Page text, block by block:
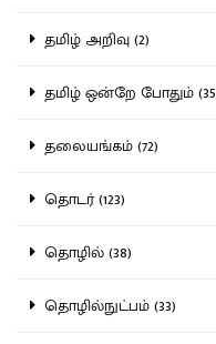
தமிழ் அறிவு (2)
தமிழ் ஒன்றே போதும்
தலையங்கம் (72)
தொடர் (123)
தொழில் (38)
தொழில்நுட்பம் (33)